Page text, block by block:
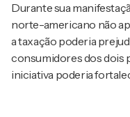
Durante sua
norte-americano não
a taxação poderia
consumidores dos dois
iniciativa poderia